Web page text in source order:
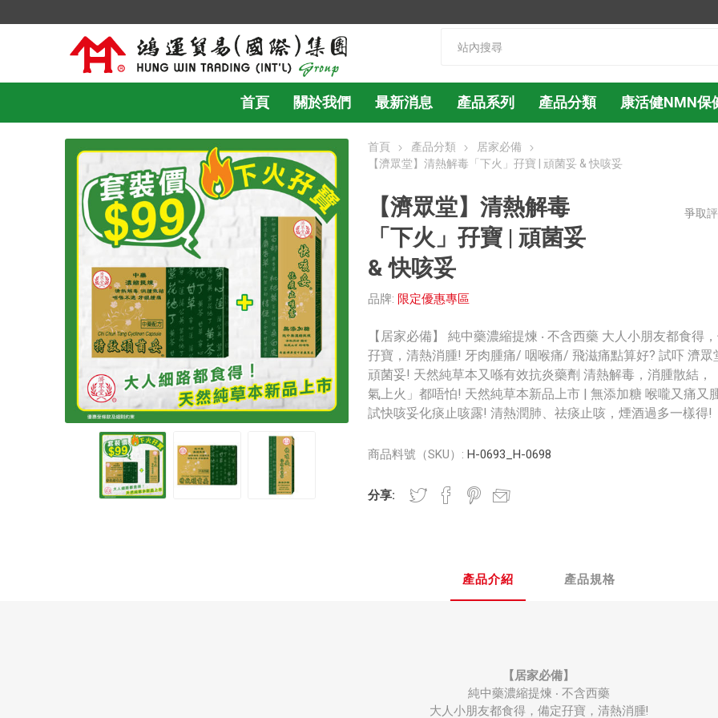
首頁 關於我們 最新消息 產品系列 產品分類 康活健NMN保
首頁 產品分類
居家必備
【濟眾堂】清熱解毒「下火」孖寶 | 頑菌妥 & 快咳妥
【濟眾堂】清熱解毒
「下火」孖寶 | 頑菌妥
& 快咳妥
品牌: 限定優惠專區
爭取
【居家必備】 純中藥濃縮提煉 ‧ 不含西藥 大人小朋友都食得
孖寶，清熱消腫! 牙肉腫痛/ 咽喉痛/ 飛滋痛點算好? 試吓 濟眾
頑菌妥! 天然純草本又喺有效抗炎藥劑 清熱解毒，消腫散結，
氣上火」都唔怕! 天然純草本新品上市 | 無添加糖 喉嚨又痛又
試快咳妥化痰止咳露! 清熱潤肺、祛痰止咳，煙酒過多一樣得!
商品料號（SKU）: H-0693_H-0698
分享:
產品介紹 產品規格
【居家必備】
純中藥濃縮提煉 ‧ 不含西藥
大人小朋友都食得，備定孖寶，清熱消腫!